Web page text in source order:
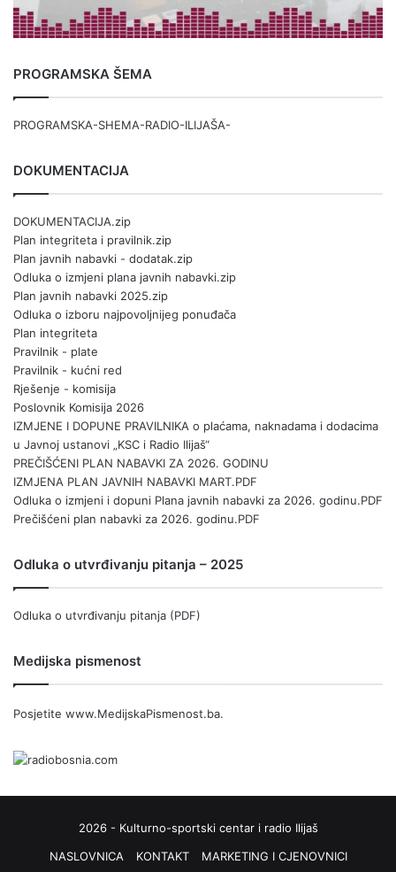
PROGRAMSKA ŠEMA
PROGRAMSKA-SHEMA-RADIO-ILIJAŠA-
DOKUMENTACIJA
DOKUMENTACIJA.zip
Plan integriteta i pravilnik.zip
Plan javnih nabavki - dodatak.zip
Odluka o izmjeni plana javnih nabavki.zip
Plan javnih nabavki 2025.zip
Odluka o izboru najpovoljnijeg ponuđača
Plan integriteta
Pravilnik - plate
Pravilnik - kućni red
Rješenje - komisija
Poslovnik Komisija 2026
IZMJENE I DOPUNE PRAVILNIKA o plaćama, naknadama i dodacima
u Javnoj ustanovi „KSC i Radio Ilijaš“
PREČIŠĆENI PLAN NABAVKI ZA 2026. GODINU
IZMJENA PLAN JAVNIH NABAVKI MART.PDF
Odluka o izmjeni i dopuni Plana javnih nabavki za 2026. godinu.PDF
Prečišćeni plan nabavki za 2026. godinu.PDF
Odluka o utvrđivanju pitanja – 2025
Odluka o utvrđivanju pitanja (PDF)
Medijska pismenost
Posjetite www.MedijskaPismenost.ba.
2026 - Kulturno-sportski centar i radio Ilijaš
NASLOVNICA
KONTAKT MARKETING I CJENOVNICI